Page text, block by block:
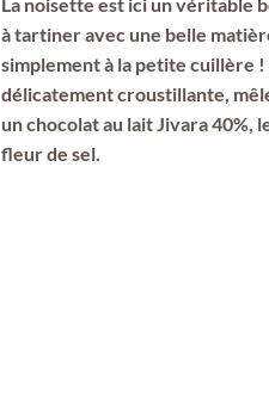
à tartiner avec une belle
simplement à la petite cuillère
délicatement croustillante,
un chocolat au lait Jivara 40%,
fleur de sel.